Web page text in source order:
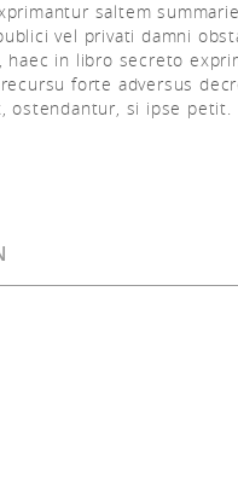
saltem
vel privati damni
haec in libro secreto
forte adversus
ostendantur, si ipse petit.